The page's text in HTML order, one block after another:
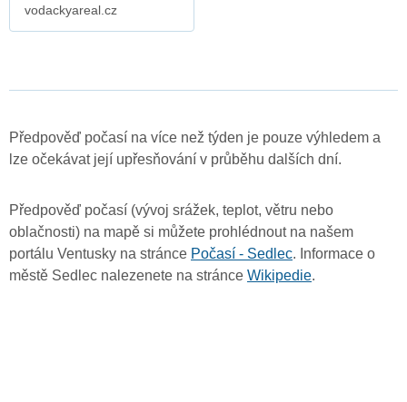
vodackyareal.cz
Předpověď počasí na více než týden je pouze výhledem a
lze očekávat její upřesňování v průběhu dalších dní.
Předpověď počasí (vývoj srážek, teplot, větru nebo
oblačnosti) na mapě si můžete prohlédnout na našem
portálu Ventusky na stránce Počasí - Sedlec. Informace o
městě Sedlec nalezenete na stránce Wikipedie.